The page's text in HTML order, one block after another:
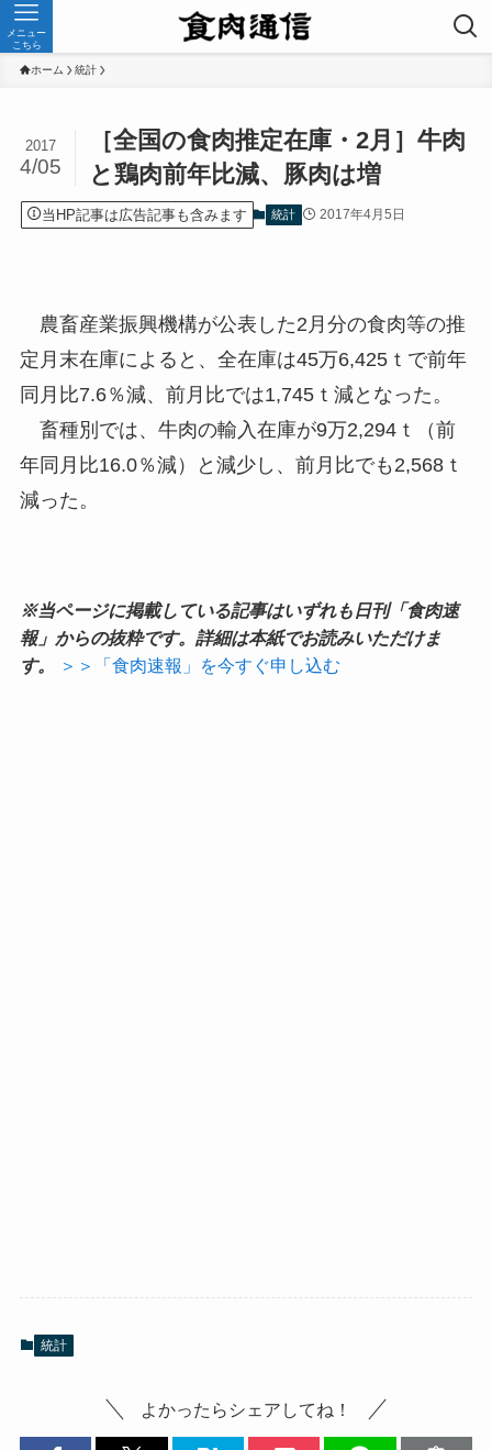
メニュー
こちら
ホーム 統計
［全国の食肉推定在庫・2月］牛肉
と鶏肉前年比減、豚肉は増
2017
4/05
当HP記事は広告記事も含みます 統計 2017年4月5日
農畜産業振興機構が公表した2月分の食肉等の推
定月末在庫によると、全在庫は45万6,425ｔで前年
同月比7.6％減、前月比では1,745ｔ減となった。
畜種別では、牛肉の輸入在庫が9万2,294ｔ（前
年同月比16.0％減）と減少し、前月比でも2,568ｔ
減った。
※当ページに掲載している記事はいずれも日刊「食肉速
報」からの抜粋です。詳細は本紙でお読みいただけま
す。
＞＞「食肉速報」を今すぐ申し込む
統計
よかったらシェアしてね！